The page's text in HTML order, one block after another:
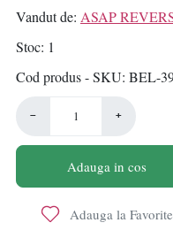
Vandut de: ASAP
Stoc 1
Cod produs - SKU BEL-
− +
Adauga in cos
Adauga la Favorite